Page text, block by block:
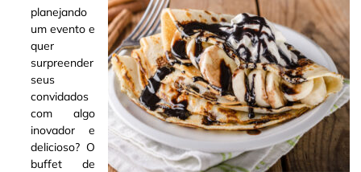
planejando
um evento e
quer
surpreender
seus
convidados
com algo
inovador e
delicioso? O
buffet de